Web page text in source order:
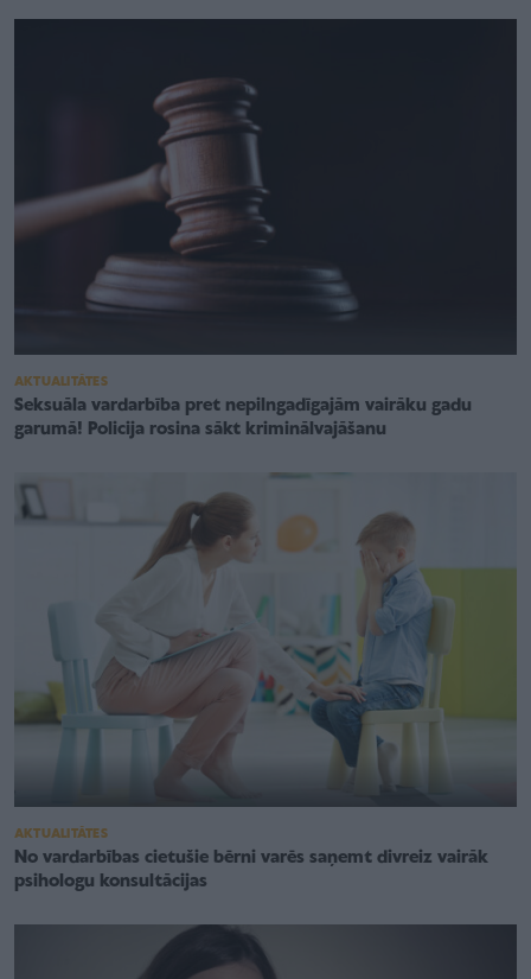
AKTUALITĀTES
Seksuāla vardarbība pret nepilngadīgajām vairāku gadu
garumā! Policija rosina sākt kriminālvajāšanu
AKTUALITĀTES
No vardarbības cietušie bērni varēs saņemt divreiz vairāk
psihologu konsultācijas